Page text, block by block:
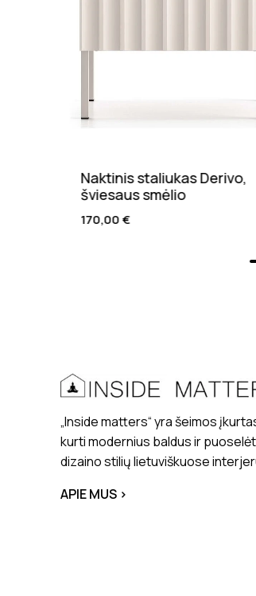
Kėdė Mera, riešuto,
pilka
180,00
„Inside matters“ yra šeimos
kurti modernius baldus ir
dizaino stilių lietuviškuose
APIE MUS >